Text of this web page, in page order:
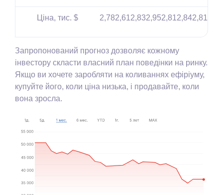
Ціна, тис. $ 2,782,612,832,952,812,842,81
Запропонований прогноз дозволяє кожному
інвестору скласти власний план поведінки на ринку.
Якщо ви хочете заробляти на коливаннях ефіріуму,
купуйте його, коли ціна низька, і продавайте, коли
вона зросла.